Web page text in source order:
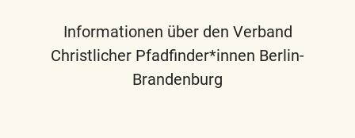
Informationen über den Verband
Christlicher Pfadfinder*innen Berlin-
Brandenburg